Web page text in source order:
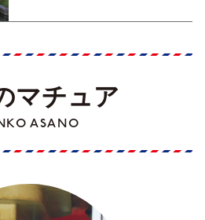
マチュア
ASANO